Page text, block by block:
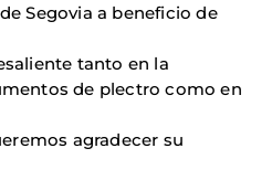
Segovia a beneficio de
tanto en la
de plectro como en
agradecer su